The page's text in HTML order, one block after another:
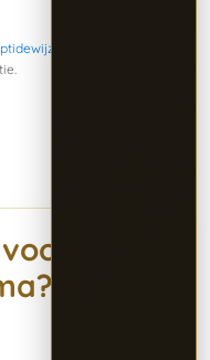
Alpha